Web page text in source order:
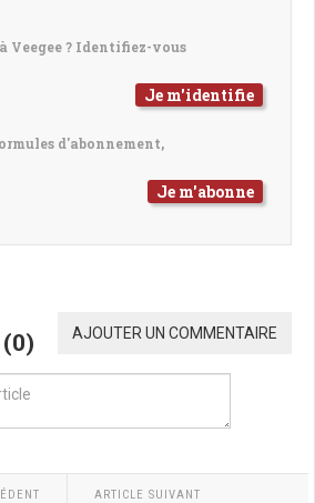
Veegee ? Identifiez-vous
Je m'identifie
d'abonnement,
Je m'abonne
0) AJOUTER UN COMMENTAIRE
ARTICLE SUIVANT